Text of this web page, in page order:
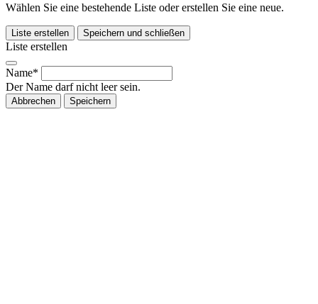
Wählen Sie eine bestehende Liste oder erstellen Sie eine neue.
Liste erstellen Speichern und schließen
Liste erstellen
Name*
Der Name darf nicht leer sein.
Abbrechen Speichern